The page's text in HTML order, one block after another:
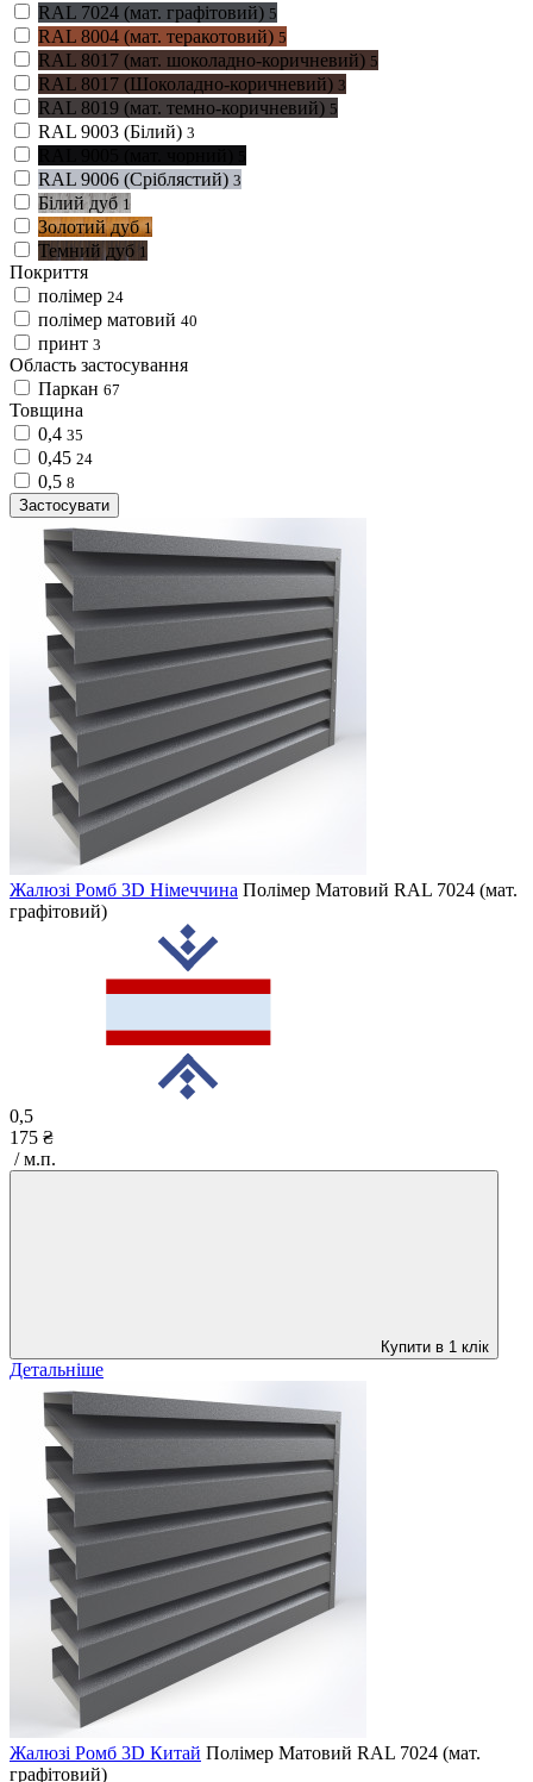
RAL 7024 (мат. графітовий) 5
RAL 8004 (мат. теракотовий) 5
RAL 8017 (мат. шоколадно-коричневий) 5
RAL 8017 (Шоколадно-коричневий) 3
RAL 8019 (мат. темно-коричневий) 5
RAL 9003 (Білий) 3
RAL 9006 (Сріблястий) 3
Білий дуб 1
Золотий дуб1
Темний дуб 1
Покриття
полімер 24
полімер матовий 40
принт 3
Область застосування
Паркан 67
Товщина
0,4 35
0,45 24
0,5 8
Застосувати
Жалюзі Ромб 3D Німеччина Полімер Матовий RAL 7024 (мат.
графітовий)
0,5
175 ₴
/ м.п.
Купити в 1 клік
Детальніше
Жалюзі Ромб 3D Китай Полімер Матовий RAL 7024 (мат.
графітовий)